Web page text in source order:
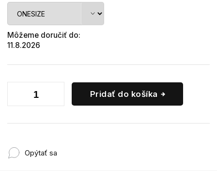
Môžeme doručiť do:
11.8.2026
Pridať do košíka
Opýtať sa